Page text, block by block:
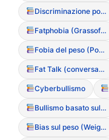
Discriminazione ponderale (Sizeism)
Fatphobia (Grassofobia)
Fobia del peso (Ponderofobia)
Fat Talk (conversazioni basate sul disprezzo del grasso)
Cyberbullismo
Bullismo basato sul peso
Bias sul peso (Weight Bias)